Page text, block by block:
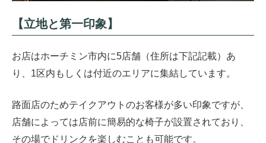
【立地と第一印象】
お店はホーチミン市内に5店舗（住所は下記記載）あ
り、1区内もしくは付近のエリアに集結しています。
路面店のためテイクアウトのお客様が多い印象ですが、
店舗によっては店前に簡易的な椅子が設置されており、
その場でドリンクを楽しむことも可能です。